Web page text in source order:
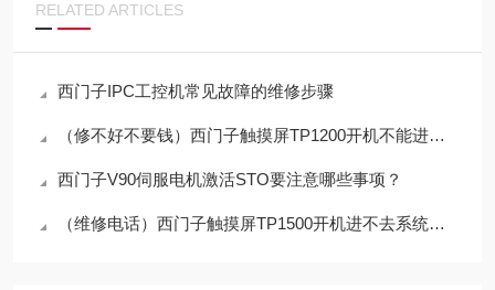
RELATED ARTICLES
西门子IPC工控机常见故障的维修步骤
（修不好不要钱）西门子触摸屏TP1200开机不能进入程序界面修复解决
西门子V90伺服电机激活STO要注意哪些事项？
（维修电话）西门子触摸屏TP1500开机进不去系统修复专家